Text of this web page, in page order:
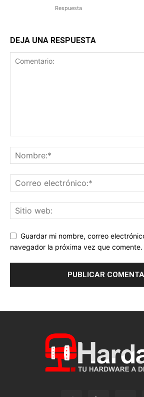
Respuesta
DEJA UNA RESPUESTA
Guardar mi nombre, correo
navegador la próxima vez que comente.